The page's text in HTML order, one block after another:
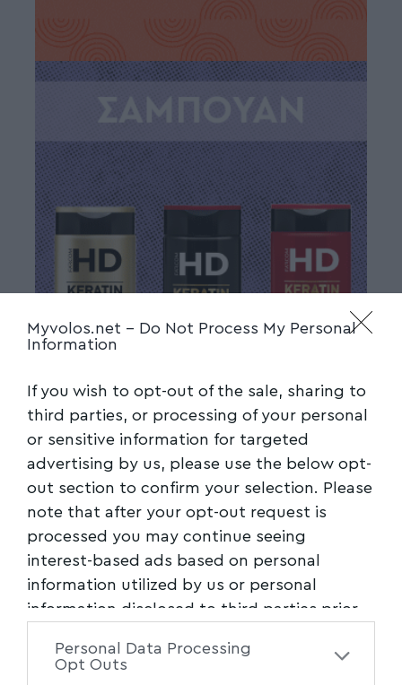
Myvolos.net - Do Not Process My Personal
Information
If you wish to opt-out of the sale, sharing to
third parties, or processing of your personal
or sensitive information for targeted
advertising by us, please use the below opt-
out section to confirm your selection. Please
note that after your opt-out request is
processed you may continue seeing
interest-based ads based on personal
information utilized by us or personal
information disclosed to third parties prior
of the further disclosure of your personal
Personal Data Processing
Opt Outs